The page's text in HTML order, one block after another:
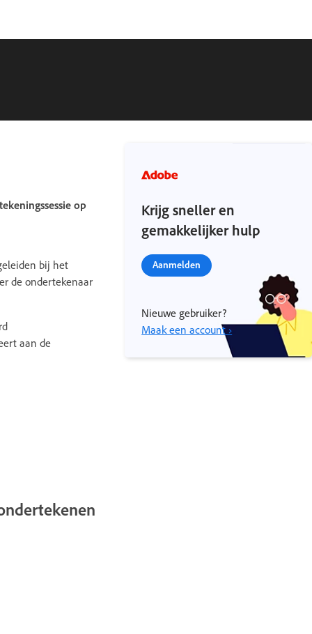
op
bij het
de ondertekenaar
aan de
Krijg sneller en
gemakkelijker hulp
Aanmelden
Nieuwe gebruiker?
Maak een account ›